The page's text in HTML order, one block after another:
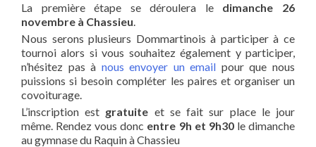
La première étape se déroulera le dimanche 26
novembre à Chassieu.
Nous serons plusieurs Dommartinois à participer à ce
tournoi alors si vous souhaitez également y participer,
n’hésitez pas à nous envoyer un email pour que nous
puissions si besoin compléter les paires et organiser un
covoiturage.
L’inscription est gratuite et se fait sur place le jour
même. Rendez vous donc entre 9h et 9h30le dimanche
au gymnase du Raquin à Chassieu